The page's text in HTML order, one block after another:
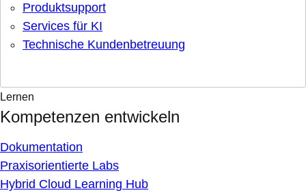
Produktsupport
Services für KI
Technische Kundenbetreuung
Lernen
Kompetenzen entwickeln
Dokumentation
Praxisorientierte Labs
Hybrid Cloud Learning Hub